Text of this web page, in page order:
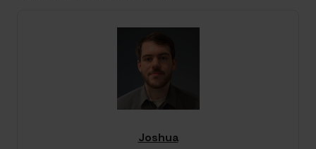
Joshua